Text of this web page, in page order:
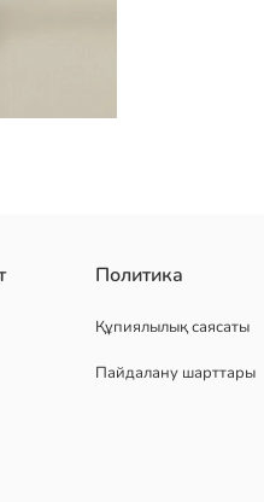
Политика
Құпиялылық саясаты
Пайдалану шарттары